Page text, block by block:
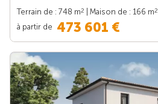
Terrain de : 748 m2 | Maison de : 166 m2
à partir de 473 601 €